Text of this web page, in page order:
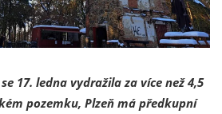
17. ledna vydražila za více než 4,5
pozemku, Plzeň má předkupní